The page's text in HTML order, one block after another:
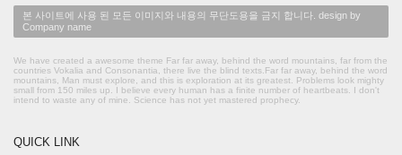
본 사이트에 사용 된 모든 이미지와 내용의 무단도용을 금지 합니다. design by
Company name
We have created a awesome theme Far far away, behind the word mountains, far from the
countries Vokalia and Consonantia, there live the blind texts.Far far away, behind the word
mountains, Man must explore, and this is exploration at its greatest. Problems look mighty
small from 150 miles up. I believe every human has a finite number of heartbeats. I don't
intend to waste any of mine. Science has not yet mastered prophecy.
QUICK LINK